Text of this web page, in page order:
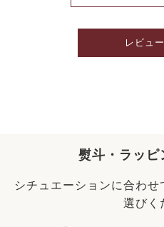
レビュ
熨斗・ラッピ
シチュエーションに合わ
選びく